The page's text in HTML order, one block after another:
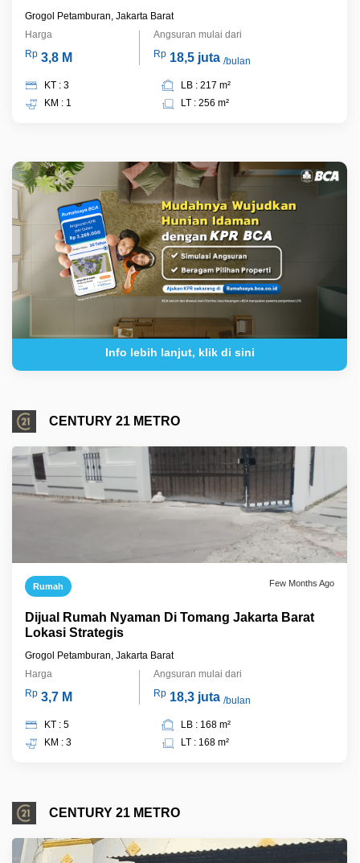
Grogol Petamburan, Jakarta Barat
Harga
Rp 3,8 M
Angsuran mulai dari
Rp 18,5 juta /bulan
KT : 3
KM : 1
LB : 217 m²
LT : 256 m²
Info lebih lanjut, klik di sini
CENTURY 21 METRO
Rumah Few Months Ago
Dijual Rumah Nyaman Di Tomang Jakarta Barat
Lokasi Strategis
Grogol Petamburan, Jakarta Barat
Harga
Rp 3,7 M
Angsuran mulai dari
Rp 18,3 juta /bulan
KT : 5
KM : 3
LB : 168 m²
LT : 168 m²
CENTURY 21 METRO